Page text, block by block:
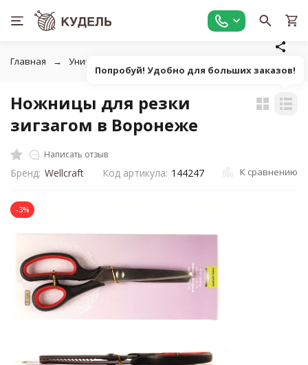
Главная Универсальные товары для рукоделия
Ножницы для резки
зигзагом в Воронеже
Написать отзыв
Бренд: Wellcraft Код артикула: 144247 К сравнению
-3%
Попробуй! Удобно для больших заказов!